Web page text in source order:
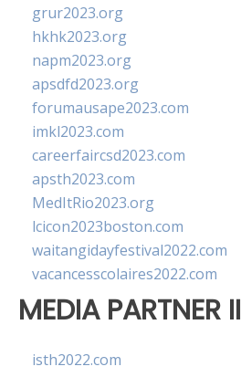
grur2023.org
hkhk2023.org
napm2023.org
apsdfd2023.org
forumausape2023.com
imkl2023.com
careerfaircsd2023.com
apsth2023.com
MedItRio2023.org
lcicon2023boston.com
waitangidayfestival2022.com
vacancesscolaires2022.com
MEDIA PARTNER II
isth2022.com